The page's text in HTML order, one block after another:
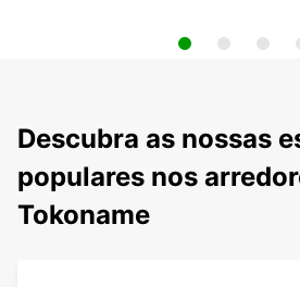
Descubra as nossas
populares nos
Tokoname